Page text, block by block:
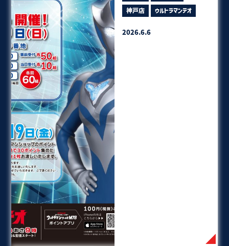
神戸店
ウルトラマンテオ
2026.6.6